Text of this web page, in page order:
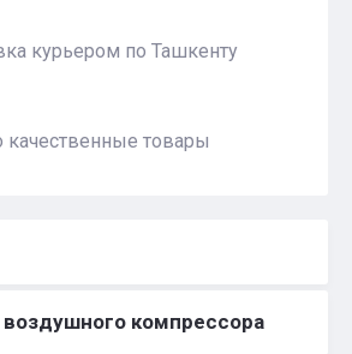
курьером по Ташкенту
качественные товары
компрессора